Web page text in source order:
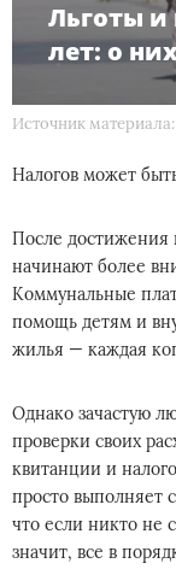
Льготы и
лет: о
Источник материала:
Налогов может
После достижения
начинают более
Коммунальные
помощь детям и
жилья — каждая
Однако зачастую
проверки своих
квитанции и
просто выполняет
что если никто не
значит, все в